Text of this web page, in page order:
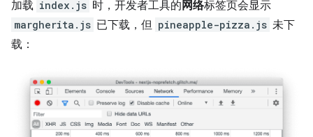
加载 index.js 时，开发者工具的 网络标签页会显示
margherita.js 已下载，但 pineapple-pizza.js 未下
载：